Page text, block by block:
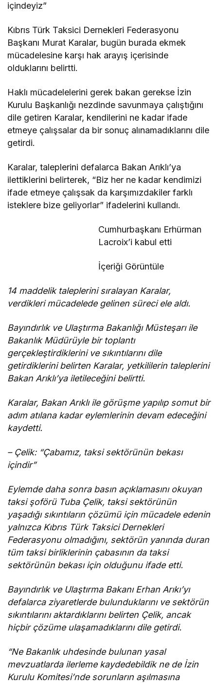
içindeyiz”
Kıbrıs Türk Taksici Dernekleri Federasyonu
Başkanı Murat Karalar, bugün burada ekmek
mücadelesine karşı hak arayış içerisinde
olduklarını belirtti.
Haklı mücadelelerini gerek bakan gerekse İzin
Kurulu Başkanlığı nezdinde savunmaya çalıştığını
dile getiren Karalar, kendilerini ne kadar ifade
etmeye çalışsalar da bir sonuç alınamadıklarını dile
getirdi.
Karalar, taleplerini defalarca Bakan Arıklı’ya
ilettiklerini belirterek, “Biz her ne kadar kendimizi
ifade etmeye çalışsak da karşımızdakiler farklı
isteklere bize geliyorlar” ifadelerini kullandı.
Cumhurbaşkanı Erhürman
Lacroix’i kabul etti
İçeriği Görüntüle
14 maddelik taleplerini sıralayan Karalar,
verdikleri mücadelede gelinen süreci ele aldı.
Bayındırlık ve Ulaştırma Bakanlığı Müsteşarı ile
Bakanlık Müdürüyle bir toplantı
gerçekleştirdiklerini ve sıkıntılarını dile
getirdiklerini belirten Karalar, yetkililerin taleplerini
Bakan Arıklı’ya iletileceğini belirtti.
Karalar, Bakan Arıklı ile görüşme yapılıp somut bir
adım atılana kadar eylemlerinin devam edeceğini
kaydetti.
– Çelik: “Çabamız, taksi sektörünün bekası
içindir”
Eylemde daha sonra basın açıklamasını okuyan
taksi şoförü Tuba Çelik, taksi sektörünün
yaşadığı sıkıntıların çözümü için mücadele edenin
yalnızca Kıbrıs Türk Taksici Dernekleri
Federasyonu olmadığını, sektörün yanında duran
tüm taksi birliklerinin çabasının da taksi
sektörünün bekası için olduğunu ifade etti.
Bayındırlık ve Ulaştırma Bakanı Erhan Arıkı’yı
defalarca ziyaretlerde bulunduklarını ve sektörün
sıkıntılarını aktardıklarını belirten Çelik, ancak
hiçbir çözüme ulaşamadıklarını dile getirdi.
“Ne Bakanlık uhdesinde bulunan yasal
mevzuatlarda ilerleme kaydedebildik ne de İzin
Kurulu Komitesi’nde sorunların aşılmasına